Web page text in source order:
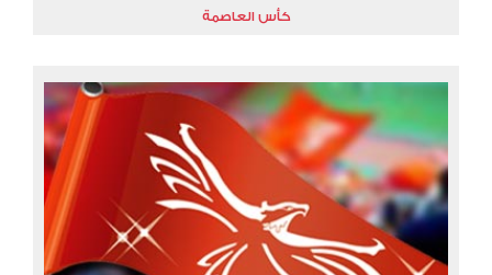
كأس العاصمة